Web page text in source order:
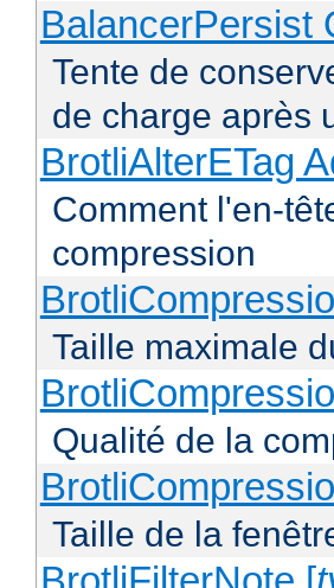
BalancerPersist
Tente de
de charge après
BrotliAlterETag
Comment l'en-
compression
Taille maximale
Qualité de la
Taille de la